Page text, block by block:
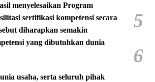
menyelesaikan Program
sertifikasi kompetensi secara
diharapkan semakin
yang dibutuhkan dunia
usaha, serta seluruh pihak
5
6